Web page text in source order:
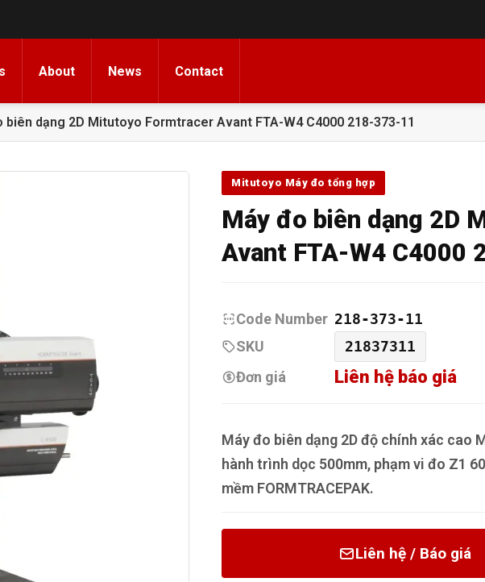
About News Contact
biên dạng 2D Mitutoyo Formtracer Avant FTA-W4 C4000 218-373-11
Mitutoyo Máy đo tổng hợp
Máy đo biên dạng 2D
Avant FTA-W4 C4000
Code Number 218-373-11
SKU
21837311
Đơn giá
Liên hệ báo giá
Máy đo biên dạng 2D độ chính xác cao
hành trình dọc 500mm, phạm vi đo Z1
mềm FORMTRACEPAK.
Liên hệ / Báo giá